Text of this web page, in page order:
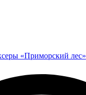
«Приморский лес»